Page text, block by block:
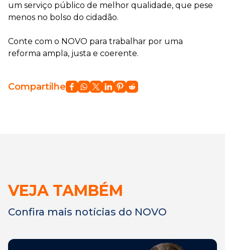
um serviço público de melhor qualidade, que pese
menos no bolso do cidadão.
Conte com o NOVO para trabalhar por uma
reforma ampla, justa e coerente.
Compartilhe
VEJA TAMBÉM
Confira mais notícias do NOVO